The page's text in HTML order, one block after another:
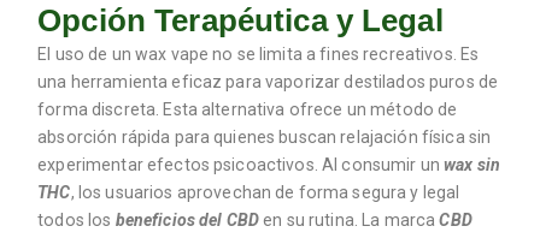
Opción Terapéutica y Legal
El uso de un wax vape no se limita a fines recreativos. Es
una herramienta eficaz para vaporizar destilados puros de
forma discreta. Esta alternativa ofrece un método de
absorción rápida para quienes buscan relajación física sin
experimentar efectos psicoactivos. Al consumir unwax sin
THC, los usuarios aprovechan de forma segura y legal
todos los beneficios del CBDen su rutina. La marcaCBD